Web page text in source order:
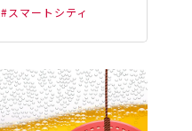
#スマートシティ